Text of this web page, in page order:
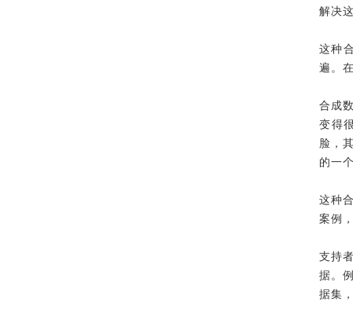
解决
这种
遍。
合成
变得
脸，
的一
这种
案例
支持
据。
据集